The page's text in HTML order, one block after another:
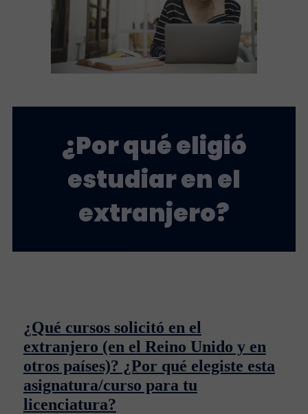
¿Por qué eligió
estudiar en el
extranjero?
¿Qué cursos solicitó en el
extranjero (en el Reino Unido y en
otros países)? ¿Por qué elegiste esta
asignatura/curso para tu
licenciatura?